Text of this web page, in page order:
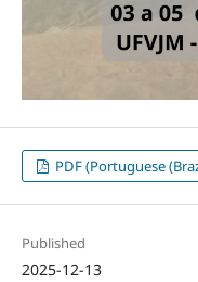
PDF (Portuguese
Published
2025-12-13